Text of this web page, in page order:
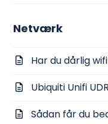
Netværk
Har du dårlig
Ubiquiti Unifi
Sådan får du